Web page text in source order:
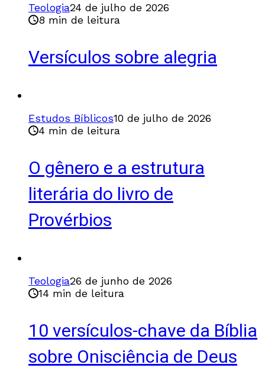
Teologia24 de julho de 2026
8 min de leitura
Versículos sobre alegria
Estudos Bíblicos10 de julho de 2026
4 min de leitura
O gênero e a estrutura
literária do livro de
Provérbios
Teologia26 de junho de 2026
14 min de leitura
10 versículos-chave da Bíblia
sobre Onisciência de Deus